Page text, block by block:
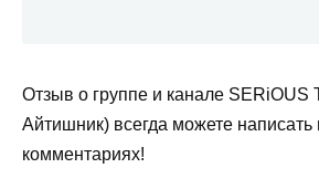
Отзыв о группе и канале SERiOUS
Айтишник) всегда можете
комментариях!